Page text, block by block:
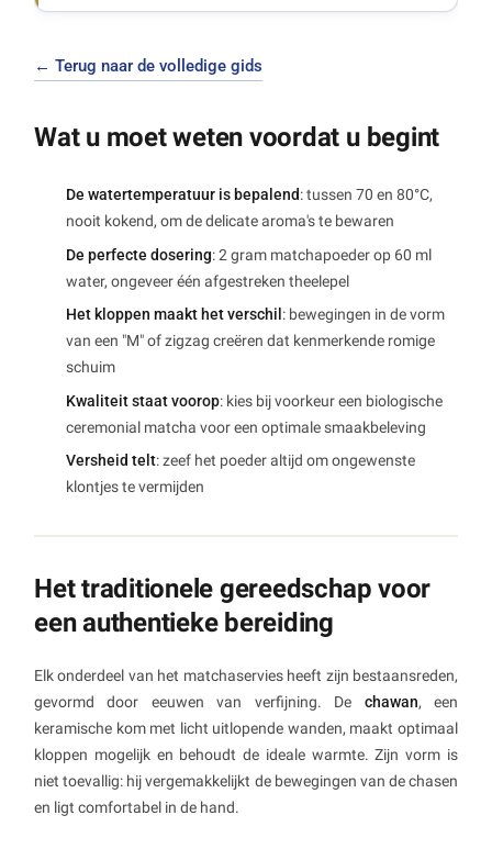
← Terug naar de volledige gids
Wat u moet weten voordat u begint
De watertemperatuur is bepalend: tussen 70 en 80°C,
nooit kokend, om de delicate aroma's te bewaren
De perfecte dosering: 2 gram matchapoeder op 60 ml
water, ongeveer één afgestreken theelepel
Het kloppen maakt het verschil : bewegingen in de vorm
van een "M" of zigzag creëren dat kenmerkende romige
schuim
Kwaliteit staat voorop: kies bij voorkeur een biologische
ceremonial matcha voor een optimale smaakbeleving
Versheid telt: zeef het poeder altijd om ongewenste
klontjes te vermijden
Het traditionele gereedschap voor
een authentieke bereiding
Elk onderdeel van het matchaservies heeft zijn bestaansreden,
gevormd door eeuwen van verfijning. De chawan, een
keramische kom met licht uitlopende wanden, maakt optimaal
kloppen mogelijk en behoudt de ideale warmte. Zijn vorm is
niet toevallig: hij vergemakkelijkt de bewegingen van de chasen
en ligt comfortabel in de hand.